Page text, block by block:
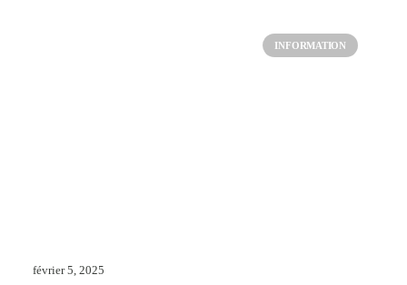
INFORMATION
février 5, 2025